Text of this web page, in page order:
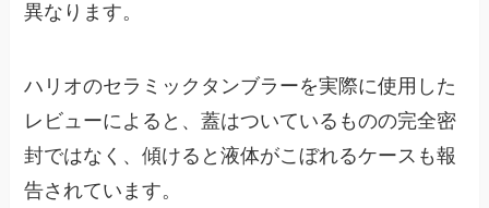
異なります。
ハリオのセラミックタンブラーを実際に使用した
レビューによると、蓋はついているものの完全密
封ではなく、傾けると液体がこぼれるケースも報
告されています。